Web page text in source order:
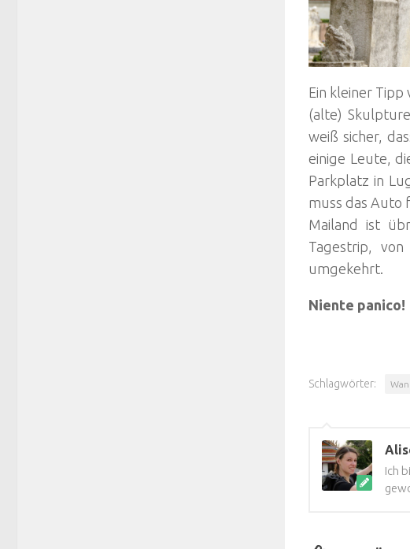
Ein kleiner Tipp
(alte)
weiß sicher,
einige Leute,
Parkplatz in
muss das Auto
Mailand ist
Tagestrip,
umgekehrt.
Niente panico!
Schlagwörter:
Ich